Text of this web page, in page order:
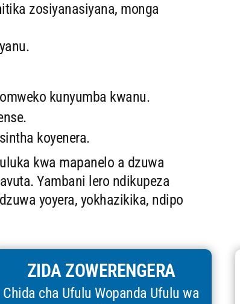
zosiyanasiyana, monga
kunyumba kwanu.
koyenera.
kwa mapanelo a dzuwa
Yambani lero ndikupeza
yoyera, yokhazikika, ndipo
ZIDA ZOWERENGERA
Chida cha Ufulu Wopanda Ufulu wa